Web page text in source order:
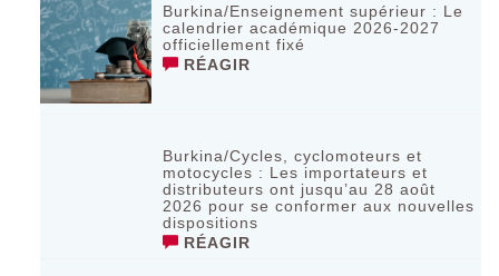
Burkina/Enseignement supérieur : Le
calendrier académique 2026-2027
officiellement fixé
RÉAGIR
Burkina/Cycles, cyclomoteurs et
motocycles : Les importateurs et
distributeurs ont jusqu’au 28 août
2026 pour se conformer aux nouvelles
dispositions
RÉAGIR